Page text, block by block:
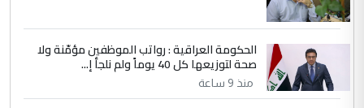
الحكومة العراقية : رواتب الموظفين مؤمّنة ولا
صحة لتوزيعها كل 40 يوماً ولم نلجأ إ...
منذ 9 ساعة